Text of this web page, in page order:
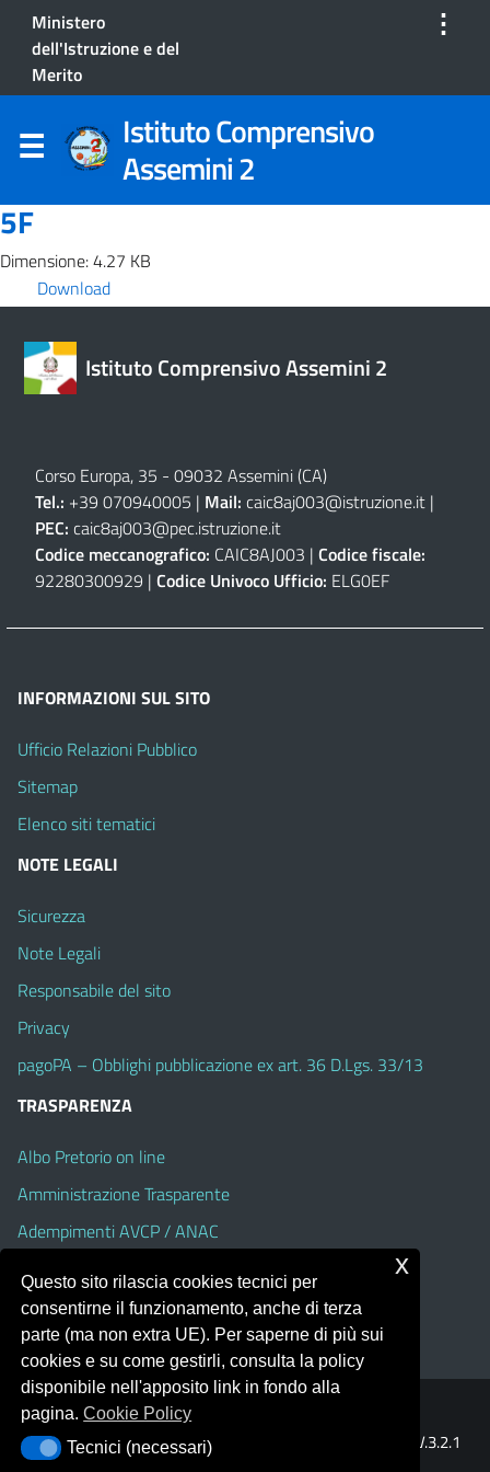
Ministero
dell'Istruzione e del
Merito
⋮
Istituto Comprensivo
Assemini 2
5F
Dimensione: 4.27 KB
Download
Istituto Comprensivo Assemini 2
Corso Europa, 35 - 09032 Assemini (CA)
Tel.: +39 070940005 | Mail: caic8aj003@istruzione.it |
PEC: caic8aj003@pec.istruzione.it
Codice meccanografico: CAIC8AJ003 | Codice fiscale:
92280300929 | Codice Univoco Ufficio: ELG0EF
INFORMAZIONI SUL SITO
Ufficio Relazioni Pubblico
Sitemap
Elenco siti tematici
NOTE LEGALI
Sicurezza
Note Legali
Responsabile del sito
Privacy
pagoPA – Obblighi pubblicazione ex art. 36 D.Lgs. 33/13
TRASPARENZA
Albo Pretorio on line
Amministrazione Trasparente
Adempimenti AVCP / ANAC
Dichiarazione di accessibilità
Portale realizzato con la piattaforma
Template Italia configurato sul tema accessibile
V.3.2.1
(Alioth)
Questo sito rilascia cookies tecnici per
consentirne il funzionamento, anche di terza
parte (ma non extra UE). Per saperne di più sui
cookies e su come gestirli, consulta la policy
disponibile nell'apposito link in fondo alla
pagina.Cookie Policy
Tecnici (necessari)
Tecnici (necessari)
x